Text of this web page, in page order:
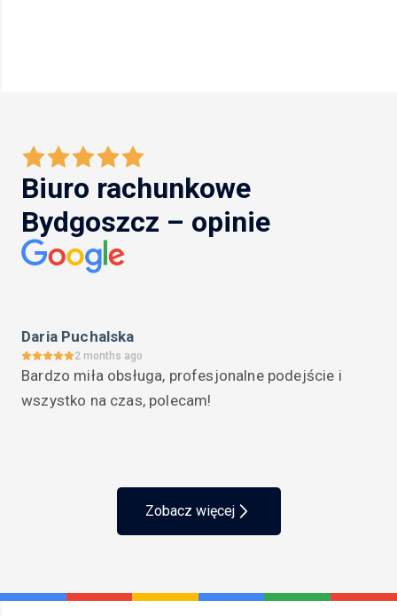
Biuro rachunkowe
Bydgoszcz – opinie
Daria Puchalska
2 months ago
Bardzo miła obsługa, profesjonalne podejście i
wszystko na czas, polecam!
Zobacz więcej